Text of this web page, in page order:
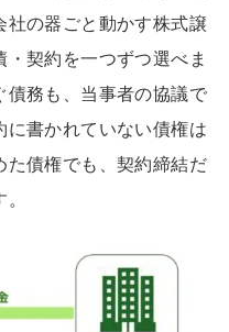
社の器ごと動かす株式譲
契約を一つずつ選べま
債務も、当事者の協議で
に書かれていない債権は
た債権でも、契約締結だ